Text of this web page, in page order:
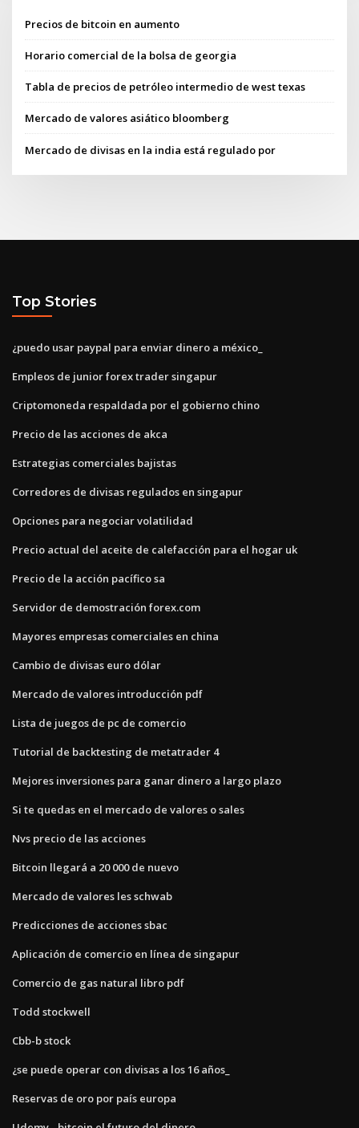
Precios de bitcoin en aumento
Horario comercial de la bolsa de georgia
Tabla de precios de petróleo intermedio de west texas
Mercado de valores asiático bloomberg
Mercado de divisas en la india está regulado por
Top Stories
¿puedo usar paypal para enviar dinero a méxico_
Empleos de junior forex trader singapur
Criptomoneda respaldada por el gobierno chino
Precio de las acciones de akca
Estrategias comerciales bajistas
Corredores de divisas regulados en singapur
Opciones para negociar volatilidad
Precio actual del aceite de calefacción para el hogar uk
Precio de la acción pacífico sa
Servidor de demostración forex.com
Mayores empresas comerciales en china
Cambio de divisas euro dólar
Mercado de valores introducción pdf
Lista de juegos de pc de comercio
Tutorial de backtesting de metatrader 4
Mejores inversiones para ganar dinero a largo plazo
Si te quedas en el mercado de valores o sales
Nvs precio de las acciones
Bitcoin llegará a 20 000 de nuevo
Mercado de valores les schwab
Predicciones de acciones sbac
Aplicación de comercio en línea de singapur
Comercio de gas natural libro pdf
Todd stockwell
Cbb-b stock
¿se puede operar con divisas a los 16 años_
Reservas de oro por país europa